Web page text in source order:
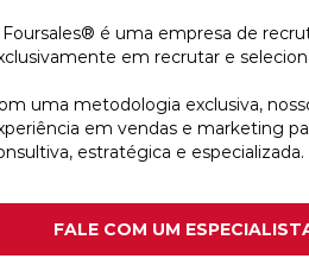
é uma empresa de
em recrutar e
uma metodologia exclusiva,
em vendas e marketing
estratégica e especializada.
FALE COM UM